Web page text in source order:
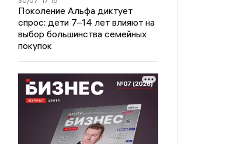
Поколение Альфа диктует
спрос: дети 7–14 лет влияют на
выбор большинства семейных
покупок